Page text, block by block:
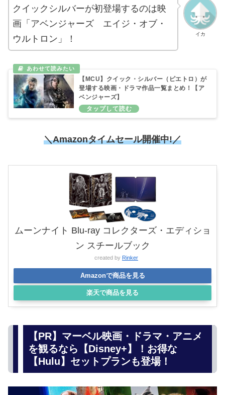
イカ
クイックシルバーが初登場するのは映
画「アベンジャーズ エイジ・オブ・
ウルトロン」！
【MCU】クイック・シルバー（ピエトロ）が
登場する映画・ドラマ作品一覧まとめ！【ア
ベンジャーズ】
＼Amazonタイムセール開催中!／
ムーンナイト Blu-ray コレクターズ・エディショ
ン スチールブック
created by Rinker
Amazonで商品を見る
楽天で商品を見る
【PR】マーベル映画・ドラマ・アニメ
を観るなら【Disney+】！お得な
【Hulu】セットプランも登場！